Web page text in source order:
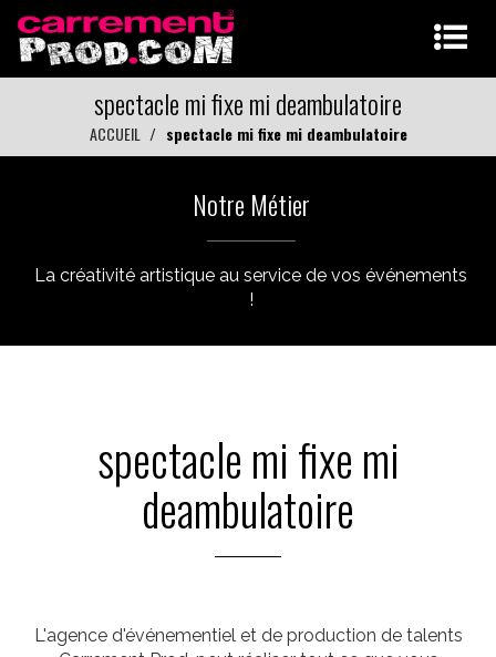
spectacle mi fixe mi deambulatoire
ACCUEIL spectacle mi fixe mi deambulatoire
Notre Métier
La créativité artistique au service de vos événements
!
spectacle mi fixe mi
deambulatoire
L'agence d'événementiel et de production de talents